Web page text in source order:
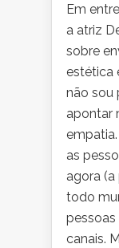
Em
a atriz
sobre
estética
não sou
apontar
as
agora
todo
pessoas
canais.